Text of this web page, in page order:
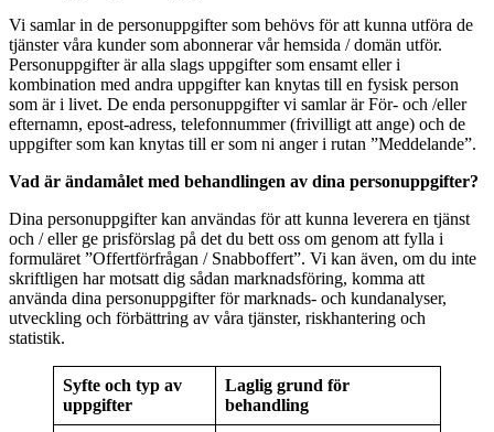
Vi samlar in de personuppgifter som behövs för att kunna utföra de
tjänster våra kunder som abonnerar vår hemsida / domän utför.
Personuppgifter är alla slags uppgifter som ensamt eller i
kombination med andra uppgifter kan knytas till en fysisk person
som är i livet. De enda personuppgifter vi samlar är För- och /eller
efternamn, epost-adress, telefonnummer (frivilligt att ange) och de
uppgifter som kan knytas till er som ni anger i rutan ”Meddelande”.
Vad är ändamålet med behandlingen av dina personuppgifter?
Dina personuppgifter kan användas för att kunna leverera en tjänst
och / eller ge prisförslag på det du bett oss om genom att fylla i
formuläret ”Offertförfrågan / Snabboffert”. Vi kan även, om du inte
skriftligen har motsatt dig sådan marknadsföring, komma att
använda dina personuppgifter för marknads- och kundanalyser,
utveckling och förbättring av våra tjänster, riskhantering och
statistik.
Syfte och typ av
uppgifter
Laglig grund för
behandling